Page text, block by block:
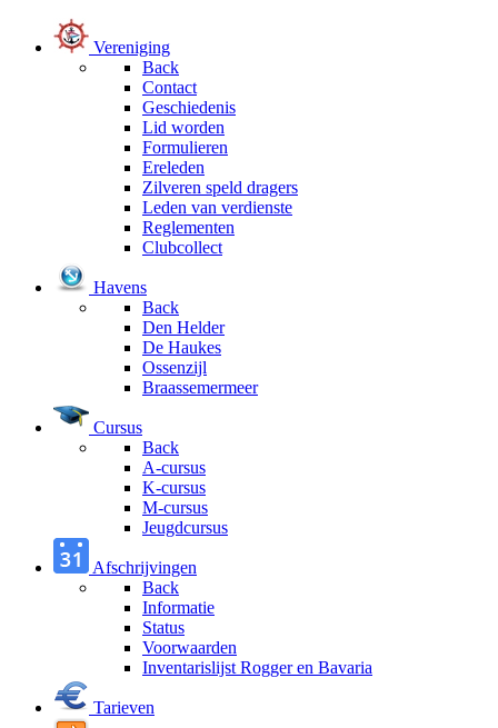
Vereniging
Back
Contact
Geschiedenis
Lid worden
Formulieren
Ereleden
Zilveren speld dragers
Leden van verdienste
Reglementen
Clubcollect
Havens
Back
Den Helder
De Haukes
Ossenzijl
Braassemermeer
Cursus
Back
A-cursus
K-cursus
M-cursus
Jeugdcursus
Afschrijvingen
Back
Informatie
Status
Voorwaarden
Inventarislijst Rogger en Bavaria
Tarieven